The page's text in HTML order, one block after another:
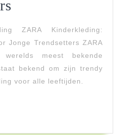
Kinderkleding:
Stijlvolle
Mode
Trendsetters
ZARA Kinderkleding:
Jonge Trendsetters ZARA
meest bekende
bekend om zijn trendy
voor alle leeftijden.